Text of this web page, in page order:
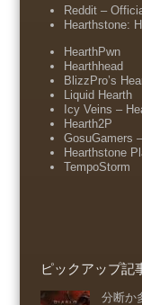
Reddit –
Hearthstone:
HearthPwn
Hearthhead
BlizzPro’s
Liquid Hearth
Icy Veins –
Hearth2P
GosuGamers
Hearthstone
TempoStorm
ピックアップ記
分断か